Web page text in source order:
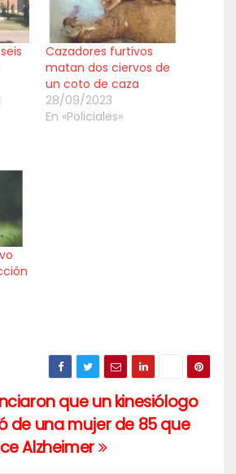
Cazadores furtivos
matan dos ciervos de
un coto de caza
28/09/2023
En «Policiales»
que un kinesiólogo
de una mujer de 85 que
Alzheimer